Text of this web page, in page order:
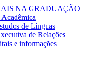
NA GRADUAÇÃO
de Línguas
de Relações
e informações